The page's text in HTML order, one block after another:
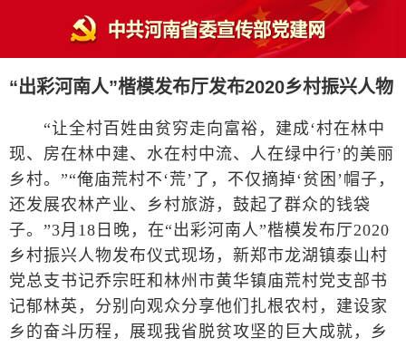
“出彩河南人”楷模发布厅发布2020乡村振兴人物
“让全村百姓由贫穷走向富裕，建成‘村在林中
现、房在林中建、水在村中流、人在绿中行’的美丽
乡村。”“俺庙荒村不‘荒’了，不仅摘掉‘贫困’帽子，
还发展农林产业、乡村旅游，鼓起了群众的钱袋
子。”3月18日晚，在“出彩河南人”楷模发布厅2020
乡村振兴人物发布仪式现场，新郑市龙湖镇泰山村
党总支书记乔宗旺和林州市黄华镇庙荒村党支部书
记郁林英，分别向观众分享他们扎根农村，建设家
乡的奋斗历程，展现我省脱贫攻坚的巨大成就，乡